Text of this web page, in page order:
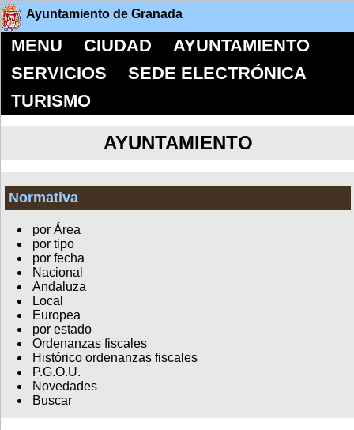
Ayuntamiento de Granada
MENU CIUDAD
AYUNTAMIENTO
SERVICIOS
SEDE ELECTRÓNICA
TURISMO
AYUNTAMIENTO
Normativa
por Área
por tipo
por fecha
Nacional
Andaluza
Local
Europea
por estado
Ordenanzas fiscales
Histórico ordenanzas fiscales
P.G.O.U.
Novedades
Buscar